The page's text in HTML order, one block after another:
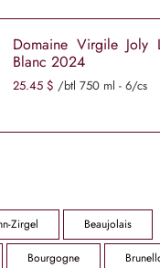
Domaine Virgile Joly
Blanc 2024
25 45 $ /btl 750 ml - 6/cs
Zirgel Beaujolais
Bourgogne